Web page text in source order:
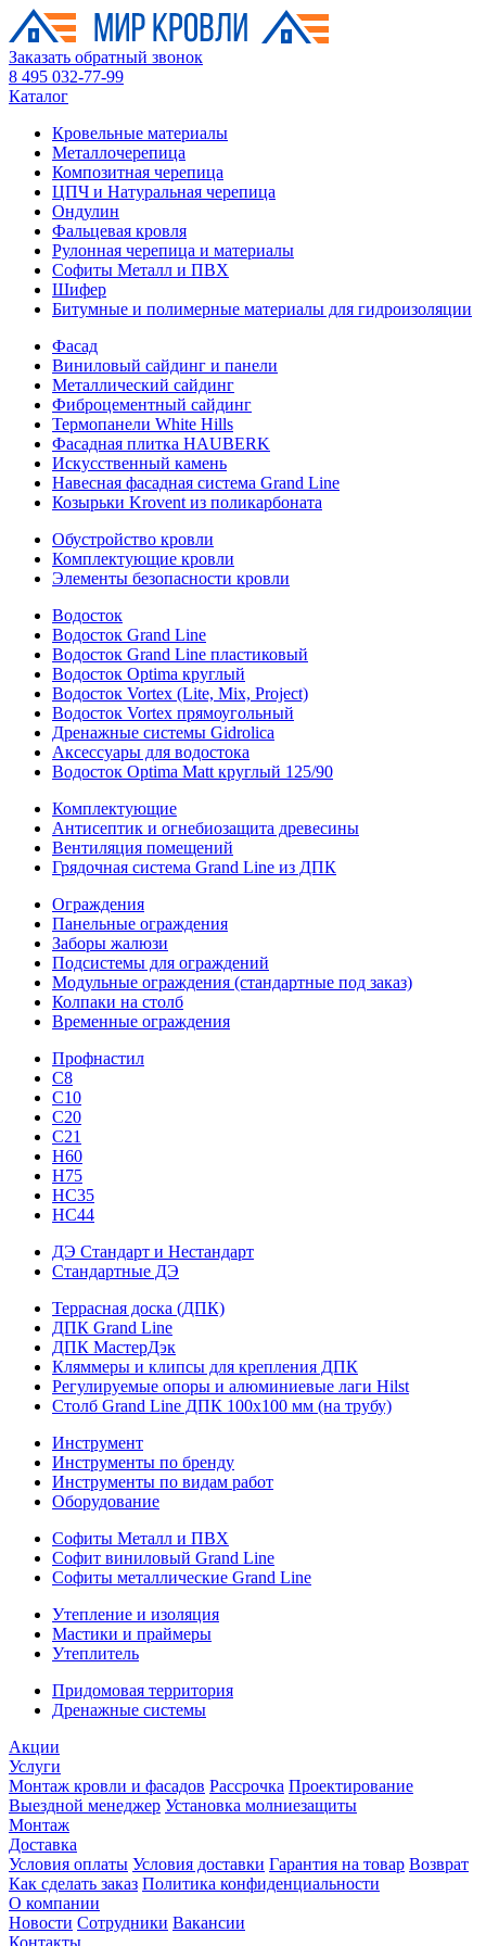
Заказать обратный звонок
8 495 032-77-99
Каталог
Кровельные материалы
Металлочерепица
Композитная черепица
ЦПЧ и Натуральная черепица
Ондулин
Фальцевая кровля
Рулонная черепица и материалы
Софиты Металл и ПВХ
Шифер
Битумные и полимерные материалы для гидроизоляции
Фасад
Виниловый сайдинг и панели
Металлический сайдинг
Фиброцементный сайдинг
Термопанели White Hills
Фасадная плитка HAUBERK
Искусственный камень
Навесная фасадная система Grand Line
Козырьки Krovent из поликарбоната
Обустройство кровли
Комплектующие кровли
Элементы безопасности кровли
Водосток
Водосток Grand Line
Водосток Grand Line пластиковый
Водосток Optima круглый
Водосток Vortex (Lite, Mix, Project)
Водосток Vortex прямоугольный
Дренажные системы Gidrolica
Аксессуары для водостока
Водосток Optima Matt круглый 125/90
Комплектующие
Антисептик и огнебиозащита древесины
Вентиляция помещений
Грядочная система Grand Line из ДПК
Ограждения
Панельные ограждения
Заборы жалюзи
Подсистемы для ограждений
Модульные ограждения (стандартные под заказ)
Колпаки на столб
Временные ограждения
Профнастил
С8
С10
С20
С21
H60
H75
HС35
НС44
ДЭ Стандарт и Нестандарт
Стандартные ДЭ
Террасная доска (ДПК)
ДПК Grand Line
ДПК МастерДэк
Кляммеры и клипсы для крепления ДПК
Регулируемые опоры и алюминиевые лаги Hilst
Столб Grand Line ДПК 100х100 мм (на трубу)
Инструмент
Инструменты по бренду
Инструменты по видам работ
Оборудование
Софиты Металл и ПВХ
Софит виниловый Grand Line
Софиты металлические Grand Line
Утепление и изоляция
Мастики и праймеры
Утеплитель
Придомовая территория
Дренажные системы
Акции
Услуги
Монтаж кровли и фасадов Рассрочка Проектирование
Выездной менеджер Установка молниезащиты
Монтаж
Доставка
Условия оплаты Условия доставки Гарантия на товар Возврат
Как сделать заказ Политика конфиденциальности
О компании
Новости Сотрудники Вакансии
Контакты